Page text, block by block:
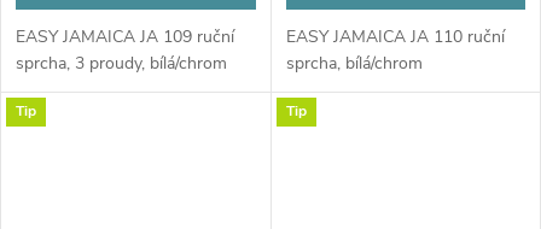
EASY JAMAICA JA 109 ruční
sprcha, 3 proudy, bílá/chrom
EASY JAMAICA JA 110 ruční
sprcha, bílá/chrom
Tip Tip